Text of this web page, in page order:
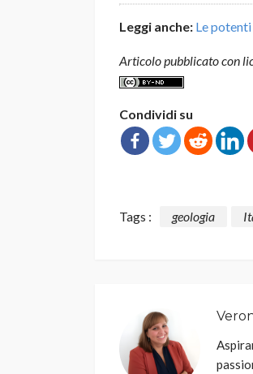
Leggi anche: Le
Articolo pubblicato con
Condividi su
Tags : geologia